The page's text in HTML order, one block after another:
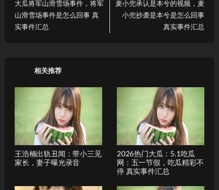
大瓜将军山滑雪场事件，将军
山滑雪场事件是怎么回事 真
实事件汇总
麦小兜承认是本兮的视频，麦
小兜抄袭是本兮是怎么回事
真实事件汇总
相关推荐
王浩楠出轨丑闻：带小三见
家长，妻子曝光录音
2026热门大瓜：5.1吃瓜
网：五一节假，吃瓜精彩不
停 真实事件汇总